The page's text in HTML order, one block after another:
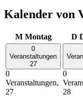
Kalender von
M Montag D
0
Veranstaltungen
27
0
Veranstaltungen,
27
0
28